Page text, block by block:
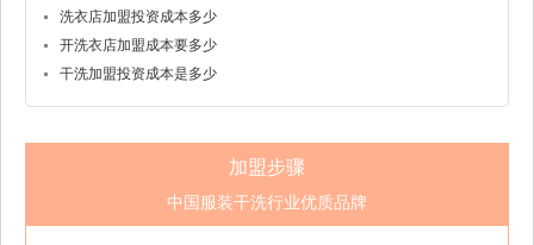
洗衣店加盟投资成本多少
开洗衣店加盟成本要多少
干洗加盟投资成本是多少
加盟步骤
中国服装干洗行业优质品牌